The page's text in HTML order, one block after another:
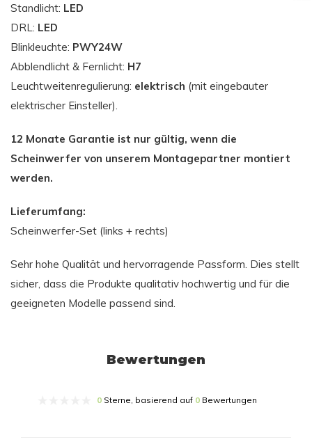
Standlicht: LED
DRL: LED
Blinkleuchte: PWY24W
Abblendlicht & Fernlicht: H7
Leuchtweitenregulierung: elektrisch (mit eingebauter
elektrischer Einsteller).
12 Monate Garantie ist nur gültig, wenn die
Scheinwerfer von unserem Montagepartner montiert
werden.
Lieferumfang:
Scheinwerfer-Set (links + rechts)
Sehr hohe Qualität und hervorragende Passform. Dies stellt
sicher, dass die Produkte qualitativ hochwertig und für die
geeigneten Modelle passend sind.
Bewertungen
0 Sterne, basierend auf 0 Bewertungen